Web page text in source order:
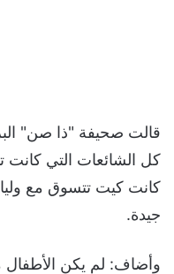
قالت صحيفة "ذا صن"
كل الشائعات التي كانت
كانت كيت تتسوق مع
جيدة.
وأضاف: لم يكن